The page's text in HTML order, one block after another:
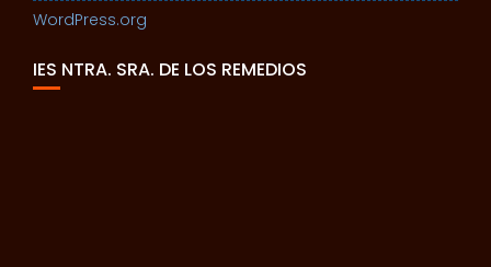
WordPress.org
IES NTRA. SRA. DE LOS REMEDIOS